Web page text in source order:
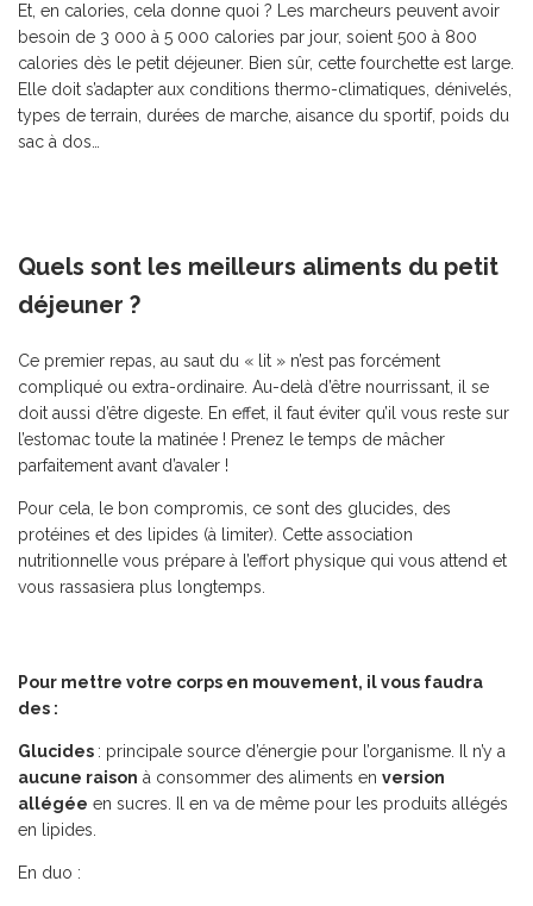
Et, en calories, cela donne quoi ? Les marcheurs peuvent avoir
besoin de 3 000 à 5 000 calories par jour, soient 500 à 800
calories dès le petit déjeuner. Bien sûr, cette fourchette est large.
Elle doit s’adapter aux conditions thermo-climatiques, dénivelés,
types de terrain, durées de marche, aisance du sportif, poids du
sac à dos…
Quels sont les meilleurs aliments du petit
déjeuner ?
Ce premier repas, au saut du « lit » n’est pas forcément
compliqué ou extra-ordinaire. Au-delà d’être nourrissant, il se
doit aussi d’être digeste. En effet, il faut éviter qu’il vous reste sur
l’estomac toute la matinée ! Prenez le temps de mâcher
parfaitement avant d’avaler !
Pour cela, le bon compromis, ce sont des glucides, des
protéines et des lipides (à limiter). Cette association
nutritionnelle vous prépare à l’effort physique qui vous attend et
vous rassasiera plus longtemps.
Pour mettre votre corps en mouvement, il vous faudra
des :
Glucides : principale source d’énergie pour l’organisme. Il n’y a
aucune raison à consommer des aliments en version
allégée en sucres. Il en va de même pour les produits allégés
en lipides.
En duo :